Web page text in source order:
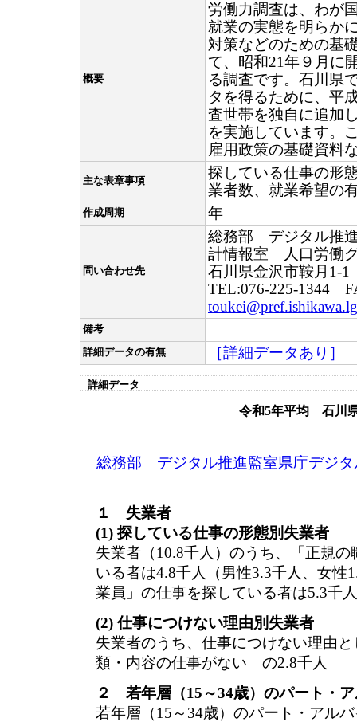
概要
労働力調査は、わが
就業の実態を明らか
対策などのための基
て、昭和21年９月に
る調査です。石川県
タを得るために、平
査世帯を独自に追加
を実施しています。
雇用政策の基礎資料
主な表章事項
探している仕事の形
業者数、就業希望の
作成周期 年
問い合わせ先
総務部 デジタル推
計情報室 人口労働
石川県金沢市鞍月1-1
TEL:076-225-1344
備考
詳細データの有無 ［詳細データあり］
詳細データ
令和5年平均 石川
総務部 デジタル推進監室県庁デジ
１ 失業者
(1) 探している仕事の形態別失業者
失業者（10.8千人）のうち、「正規
いる者は4.8千人（男性3.3千人、女性
業員」の仕事を探している者は5.3千
(2) 仕事につけない理由別失業者
失業者のうち、仕事につけない理由
類・内容の仕事がない」の2.8千人
２ 若年層（15～34歳）のパート・
若年層（15～34歳）のパート・アル